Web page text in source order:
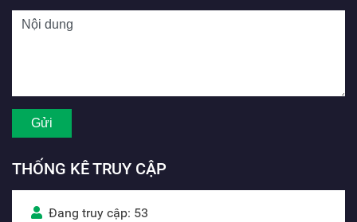
THỐNG KÊ TRUY CẬP
Đang truy cập: 53